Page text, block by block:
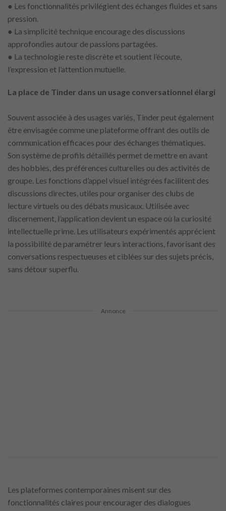
● Les fonctionnalités privilégient des échanges fluides et sans
pression.
● La simplicité technique encourage des discussions
approfondies autour de passions partagées.
● La technologie reste discrète et soutient l’écoute,
l’expression et l’attention mutuelle.
La place de Tinder dans un usage conversationnel élargi
Souvent associée à des usages variés, Tinder peut également
être envisagée comme une plateforme offrant des outils de
communication efficaces pour des échanges thématiques.
Son système de profils détaillés permet de mettre en avant
des hobbies, des préférences culturelles ou des activités de
groupe. Les fonctions d’appel visuel intégrées facilitent des
discussions directes, utiles pour organiser des clubs de
lecture virtuels ou des débats musicaux. Utilisée avec
discernement, l’application devient un espace où la curiosité
intellectuelle prime. Les utilisateurs expérimentés apprécient
la possibilité de paramétrer leurs interactions, favorisant des
conversations respectueuses et ciblées sur des sujets précis,
sans détour superflu.
Annonce
Les plateformes contemporaines misent sur des
fonctionnalités claires pour encourager des dialogues